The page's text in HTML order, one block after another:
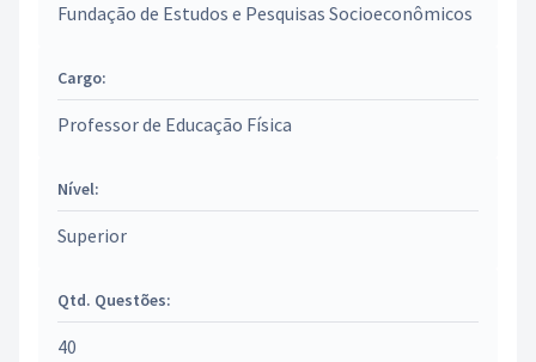
Fundação de Estudos e Pesquisas Socioeconômicos
Cargo:
Professor de Educação Física
Nível:
Superior
Qtd. Questões:
40